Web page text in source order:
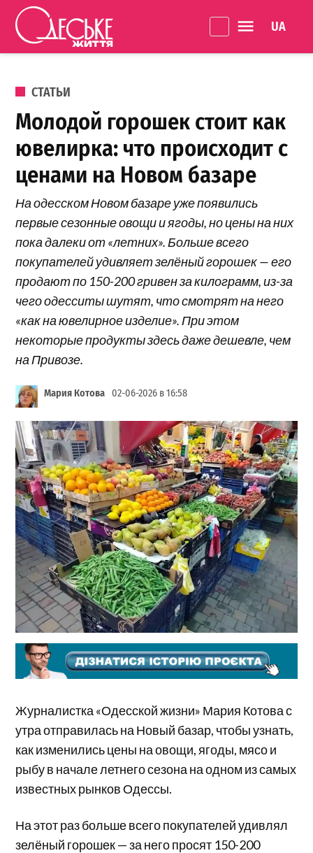
Перейти к содержанию
життя
ОПУБЛИКОВАНО В
СТАТЬИ
Молодой горошек стоит как
ювелирка: что происходит с
ценами на Новом базаре
На одесском Новом базаре уже появились
первые сезонные овощи и ягоды, но цены на них
пока далеки от «летних». Больше всего
покупателей удивляет зелёный горошек — его
продают по 150-200 гривен за килограмм, из-за
чего одесситы шутят, что смотрят на него
«как на ювелирное изделие». При этом
некоторые продукты здесь даже дешевле, чем
на Привозе.
Мария Котова 02-06-2026 в 16:58
Журналистка «Одесской жизни» Мария Котова с
утра отправилась на Новый базар, чтобы узнать,
как изменились цены на овощи, ягоды, мясо и
рыбу в начале летнего сезона на одном из самых
известных рынков Одессы.
На этот раз больше всего покупателей удивлял
зелёный горошек — за него просят 150-200